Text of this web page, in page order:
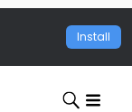
Install